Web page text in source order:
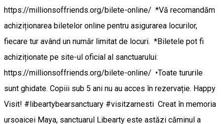
https://millionsoffriends.org/bilete-online/ *Vă recomandăm
achiziționarea biletelor online pentru asigurarea locurilor,
fiecare tur având un număr limitat de locuri. *Biletele pot fi
achiziționate pe site-ul oficial al sanctuarului:
https://millionsoffriends.org/bilete-online/ •Toate tururile
sunt ghidate. Copiii sub 5 ani nu au acces în rezervație. Happy
Visit! #libeartybearsanctuary #visitzarnesti Creat în memoria
ursoaicei Maya, sanctuarul Libearty este astăzi căminul a